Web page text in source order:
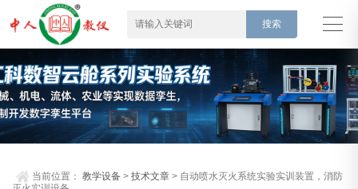
当前位置：教学设备 >技术文章 > 自动喷水灭火系统实验实训装置，消防